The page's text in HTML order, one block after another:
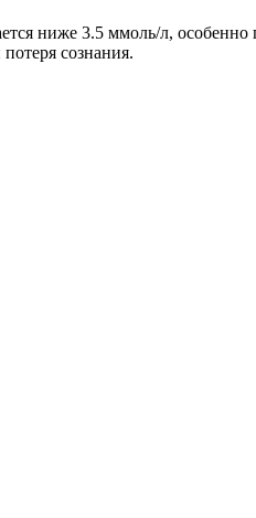
ниже 3.5 ммоль/л,
сознания.